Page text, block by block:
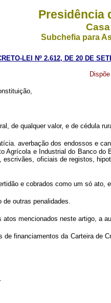
Presidência
Casa
Subchefia para
LEI Nº 2.612, DE 20 DE
de qualquer valor, e de cédula
averbação dos endossos e
Agrícola e Industrial do Banco
oficiais de registos,
e cobrados como um só ato,
outras penalidades.
mencionados neste artigo, a
financiamentos da Carteira